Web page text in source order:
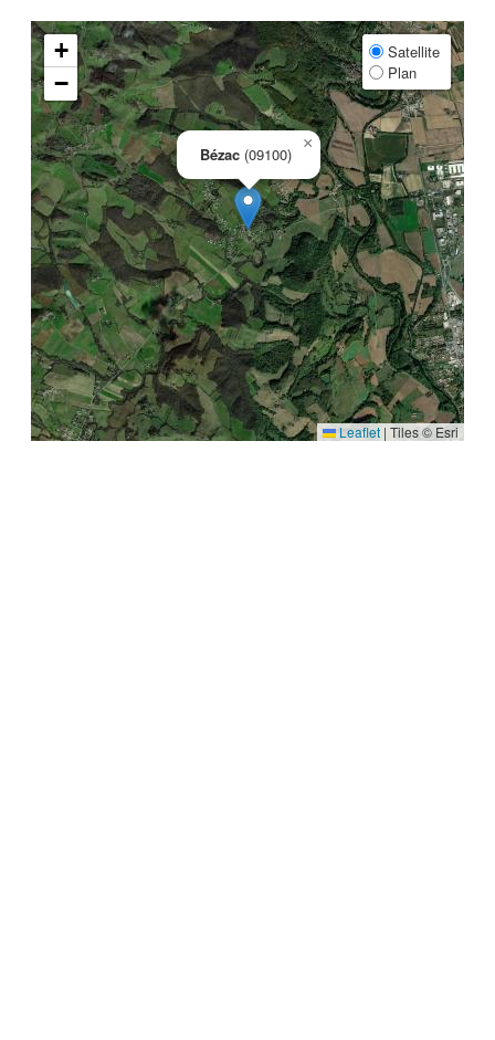
Bézac (09100)
×
+
−
Satellite
Plan
Leaflet | Tiles © Esri